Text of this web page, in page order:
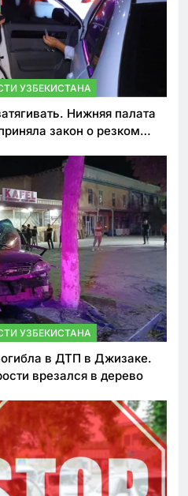
УЗБЕКИСТАНА
Нижняя палата
закон о резком
УЗБЕКИСТАНА
в ДТП в Джизаке.
врезался в дерево